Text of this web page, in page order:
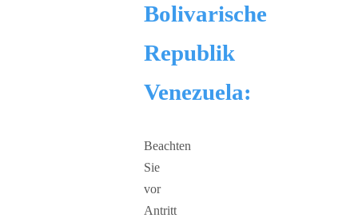
Bolivarische
Republik
Venezuela:
Beachten
Sie
vor
Antritt